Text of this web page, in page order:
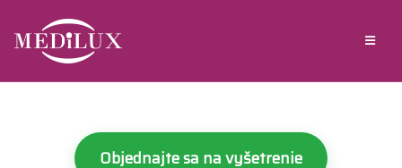
Objednajte sa na vyšetrenie